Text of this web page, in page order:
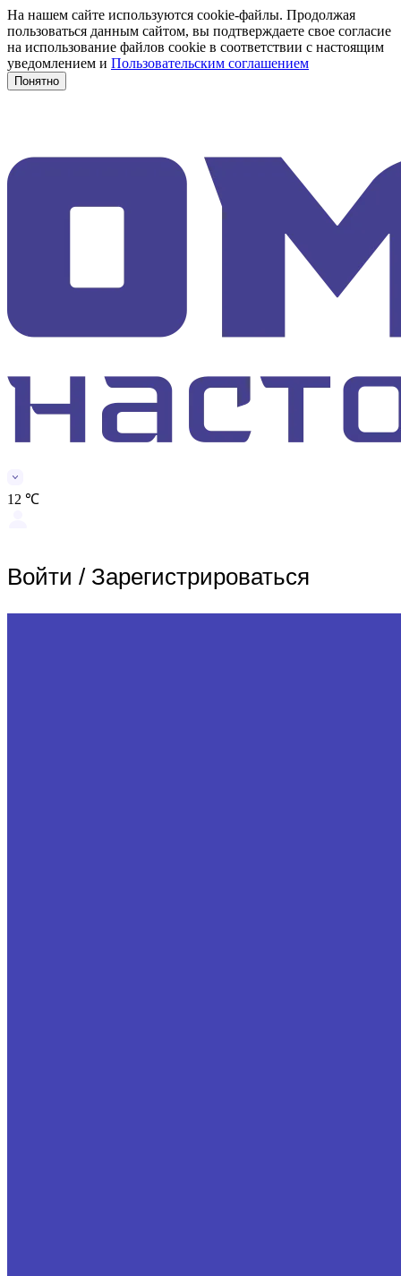
На нашем сайте используются cookie-файлы. Продолжая
пользоваться данным сайтом, вы подтверждаете свое согласие
на использование файлов cookie в соответствии с настоящим
уведомлением и Пользовательским соглашением
Понятно
12 ℃
Войти / Зарегистрироваться